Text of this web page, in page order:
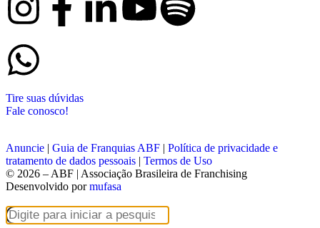
Tire suas dúvidas
Fale conosco!
Anuncie | Guia de Franquias ABF | Política de privacidade e
tratamento de dados pessoais | Termos de Uso
© 2026 – ABF | Associação Brasileira de Franchising
Desenvolvido pormufasa